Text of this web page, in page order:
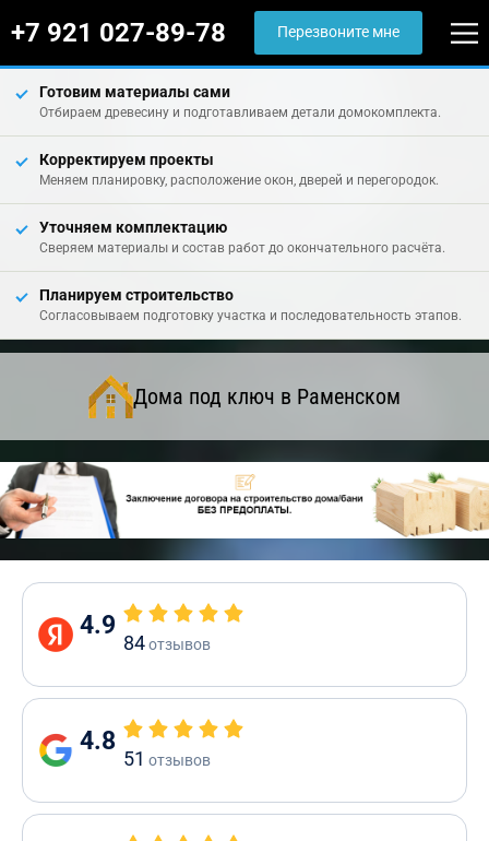
+7 921 027-89-78 Перезвоните мне
Готовим материалы сами
Отбираем древесину и подготавливаем детали домокомплекта.
Корректируем проекты
Меняем планировку, расположение окон, дверей и перегородок.
Уточняем комплектацию
Сверяем материалы и состав работ до окончательного расчёта.
Планируем строительство
Согласовываем подготовку участка и последовательность этапов.
Дома под ключ в Раменском
4.9
84отзывов
4.8
51 отзывов